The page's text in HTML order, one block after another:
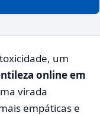
um
online em
virada
empáticas e